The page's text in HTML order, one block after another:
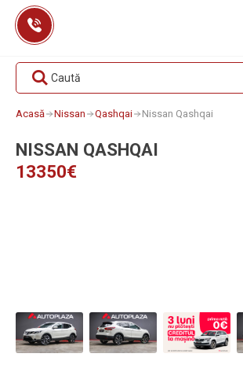
Skip
content
Caută
Acasă Nissan Qashqai Nissan Qashqai
NISSAN QASHQAI
13350€